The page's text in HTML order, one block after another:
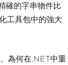
確的字串物件比
工具包中的強大
為何在.NET中重